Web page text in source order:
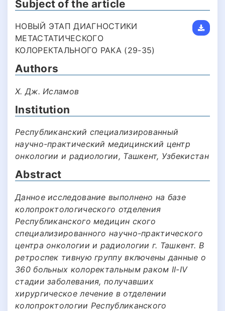
Subject of the article
НОВЫЙ ЭТАП ДИАГНОСТИКИ
МЕТАСТАТИЧЕСКОГО
КОЛОРЕКТАЛЬНОГО РАКА (29-35)
Authors
Х. Дж. Исламов
Institution
Республиканский специализированный
научно-практический медицинский центр
онкологии и радиологии, Ташкент, Узбекистан
Abstract
Данное исследование выполнено на базе
колопроктологического отделения
Республиканского медицин ского
специализированного научно-практического
центра онкологии и радиологии г. Ташкент. В
ретроспек тивную группу включены данные о
360 больных колоректальным раком II-IV
стадии заболевания, получавших
хирургическое лечение в отделении
колопроктологии Республиканского